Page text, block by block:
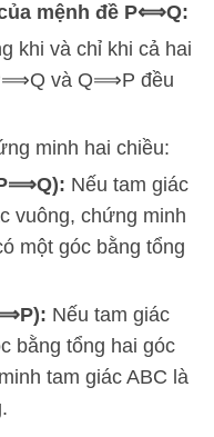
mệnh đề P⟺Q:
khi và chỉ khi cả hai
⟹Q và Q⟹P đều
minh hai chiều:
⟹Q): Nếu tam giác
vuông, chứng minh
một góc bằng tổng
P): Nếu tam giác
bằng tổng hai góc
tam giác ABC là